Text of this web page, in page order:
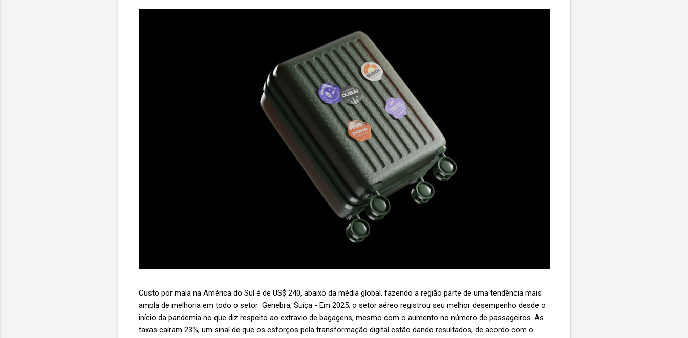
Custo por mala na América do Sul é de US$ 240, abaixo da média global, fazendo a região parte de uma tendência mais
ampla de melhoria em todo o setor Genebra, Suíça - Em 2025, o setor aéreo registrou seu melhor desempenho desde o
início da pandemia no que diz respeito ao extravio de bagagens, mesmo com o aumento no número de passageiros. As
taxas caíram 23%, um sinal de que os esforços pela transformação digital estão dando resultados, de acordo com o